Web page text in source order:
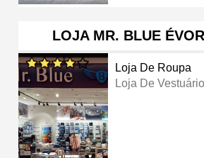
LOJA MR. BLUE
Loja De Roupa
Loja De